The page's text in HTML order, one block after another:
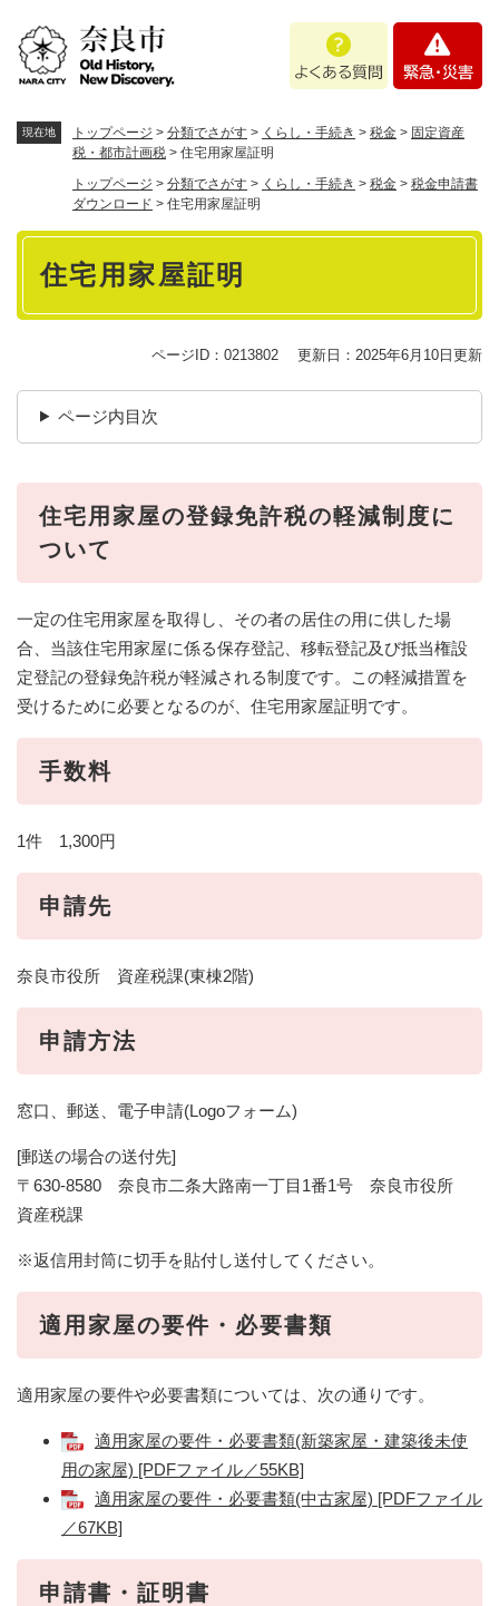
あ
問
・
現在地 トップページ > 分類でさがす > くらし・手続き > 税金 > 固定資産
税・都市計画税 > 住宅用家屋証明
トップページ > 分類でさがす > くらし・手続き > 税金 > 税金申請書
ダウンロード > 住宅用家屋証明
本
住宅用家屋証明
ページID：0213802 更新日：2025年6月10日更新
ページ内目次
住宅用家屋の登録免許税の軽減制度に
ついて
一定の住宅用家屋を取得し、その者の居住の用に供した場
合、当該住宅用家屋に係る保存登記、移転登記及び抵当権設
定登記の登録免許税が軽減される制度です。この軽減措置を
受けるために必要となるのが、住宅用家屋証明です。
手数料
1件 1,300円
申請先
奈良市役所 資産税課(東棟2階)
申請方法
窓口、郵送、電子申請(Logoフォーム)
[郵送の場合の送付先]
〒630-8580 奈良市二条大路南一丁目1番1号 奈良市役所
資産税課
※返信用封筒に切手を貼付し送付してください。
適用家屋の要件・必要書類
適用家屋の要件や必要書類については、次の通りです。
適用家屋の要件・必要書類(新築家屋・建築後未使
用の家屋) [PDFファイル／55KB]
適用家屋の要件・必要書類(中古家屋) [PDFファイル
／67KB]
申請書・証明書